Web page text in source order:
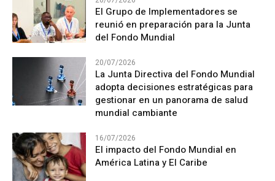
El Grupo de Implementadores se
reunió en preparación para la Junta
del Fondo Mundial
20/07/2026
La Junta Directiva del Fondo Mundial
adopta decisiones estratégicas para
gestionar en un panorama de salud
mundial cambiante
16/07/2026
El impacto del Fondo Mundial en
América Latina y El Caribe